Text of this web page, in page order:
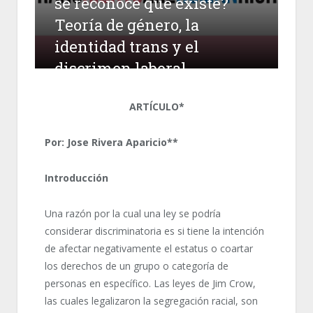
Teoría de género, la
identidad trans y el
discrimen laboral
ARTÍCULO*
Por: Jose Rivera Aparicio**
Introducción
Una razón por la cual una ley se podría
considerar discriminatoria es si tiene la intención
de afectar negativamente el estatus o coartar
los derechos de un grupo o categoría de
personas en específico. Las leyes de Jim Crow,
las cuales legalizaron la segregación racial, son